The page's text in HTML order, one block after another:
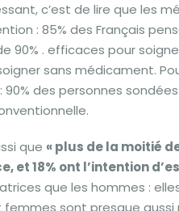
c’est de lire que les
: 85% des Français
90% . efficaces pour
sans médicament.
90% des personnes
que « plus de la moitié
et 18% ont l’intention
que les hommes :
femmes sont presque